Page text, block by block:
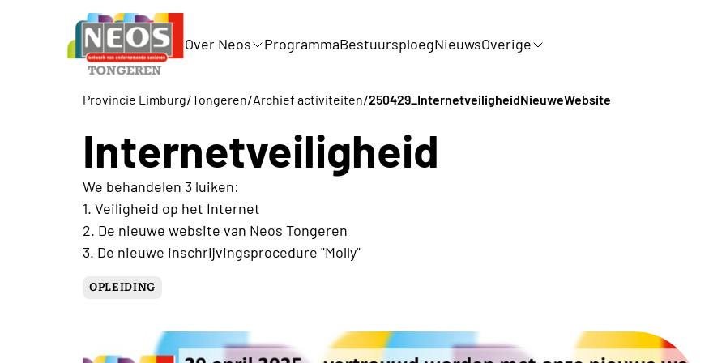
Over Neos ProgrammaBestuursploegNieuwsOverige
Provincie Limburg/Tongeren/Archief activiteiten/250429_InternetveiligheidNieuweWebsite
Internetveiligheid
We behandelen 3 luiken:
1. Veiligheid op het Internet
2. De nieuwe website van Neos Tongeren
3. De nieuwe inschrijvingsprocedure "Molly"
OPLEIDING